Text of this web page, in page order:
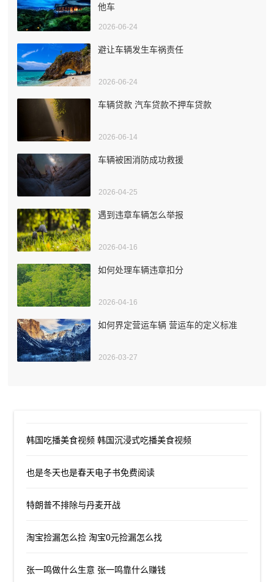
他车
2026-06-24
避让车辆发生车祸责任
2026-06-24
车辆贷款 汽车贷款不押车贷款
2026-06-14
车辆被困消防成功救援
2026-04-25
遇到违章车辆怎么举报
2026-04-16
如何处理车辆违章扣分
2026-04-16
如何界定营运车辆 营运车的定义标准
2026-03-27
韩国吃播美食视频 韩国沉浸式吃播美食视频
也是冬天也是春天电子书免费阅读
特朗普不排除与丹麦开战
淘宝捡漏怎么捡 淘宝0元捡漏怎么找
张一鸣做什么生意 张一鸣靠什么赚钱